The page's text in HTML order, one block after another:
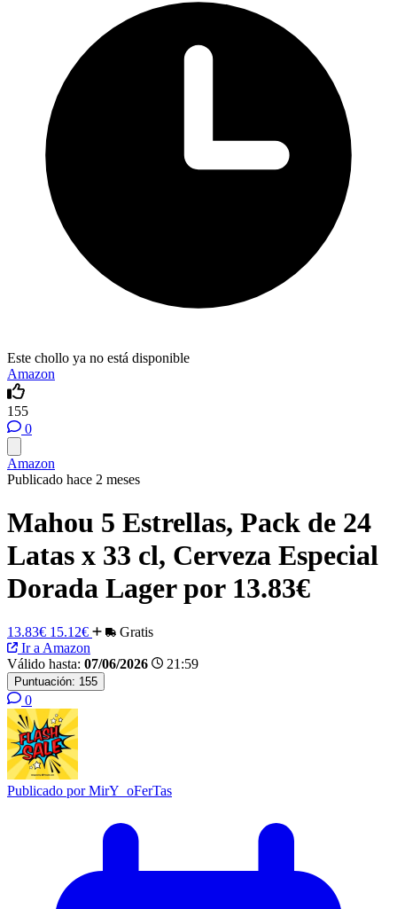
Este chollo ya no está disponible
Amazon
155
0
Amazon
Publicado hace 2 meses
Mahou 5 Estrellas, Pack de 24
Latas x 33 cl, Cerveza Especial
Dorada Lager por 13.83€
13.83€ 15.12€
Gratis
Ir a Amazon
Válido hasta: 07/06/2026 21:59
Puntuación: 155
0
Publicado porMirY_oFerTas